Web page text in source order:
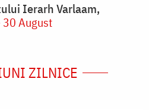
Ierarh Varlaam,
30 August
ZILNICE